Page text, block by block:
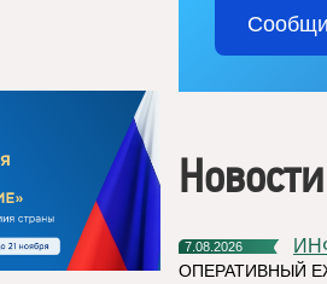
Новости
7.08.2026
ОПЕРАТИВНЫЙ